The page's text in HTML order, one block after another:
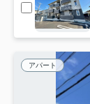
アパート